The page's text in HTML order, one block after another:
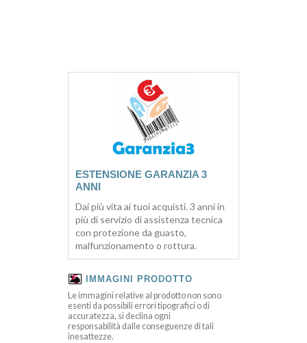
ESTENSIONE GARANZIA 3
ANNI
Dai più vita ai tuoi acquisti. 3 anni in
più di servizio di assistenza tecnica
con protezione da guasto,
malfunzionamento o rottura.
IMMAGINI PRODOTTO
Le immagini relative al prodotto non sono
esenti da possibili errori tipografici o di
accuratezza, si declina ogni
responsabilità dalle conseguenze di tali
inesattezze.